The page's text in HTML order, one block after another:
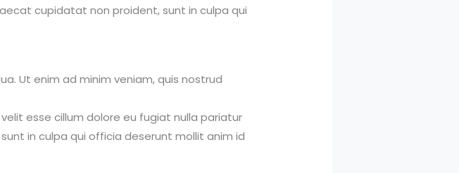
cupidatat non proident, sunt in culpa qui
Ut enim ad minim veniam, quis nostrud
esse cillum dolore eu fugiat nulla pariatur
in culpa qui officia deserunt mollit anim id